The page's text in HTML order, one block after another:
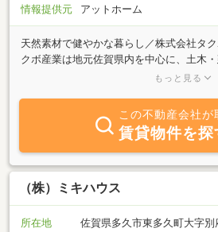
情報提供元
アットホーム
天然素材で健やかな暮らし／株式会社タ
クボ産業は地元佐賀県内を中心に、土木
資材の販売から不動産まで幅広く取り扱
天然素材にこだわっております。皆様の
イルのご提案を株式会社タクボ産業がい
はお気軽に。お電話か当サイトのお問い
す！
もっと見る
この不動産会社が
賃貸物件を探
（株）ミキハウス
所在地
佐賀県多久市東多久町大字別